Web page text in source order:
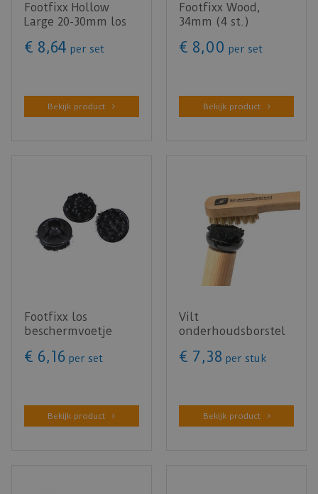
Footfixx Hollow
Large 20-30mm los
€ 8,64 per set
Bekijk product
Footfixx Wood,
34mm (4 st.)
€ 8,00 per set
Bekijk product
Footfixx los
beschermvoetje
€ 6,16 per set
Bekijk product
Vilt
onderhoudsborstel
€ 7,38 per stuk
Bekijk product